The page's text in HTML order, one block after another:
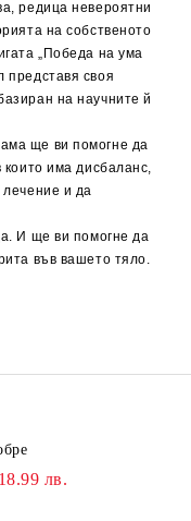
редица невероятни
на собственото
„Победа на ума
представя своя
на научните й
ще ви помогне да
които има дисбаланс,
лечение и да
И ще ви помогне да
във вашето тяло.
18.99 лв.